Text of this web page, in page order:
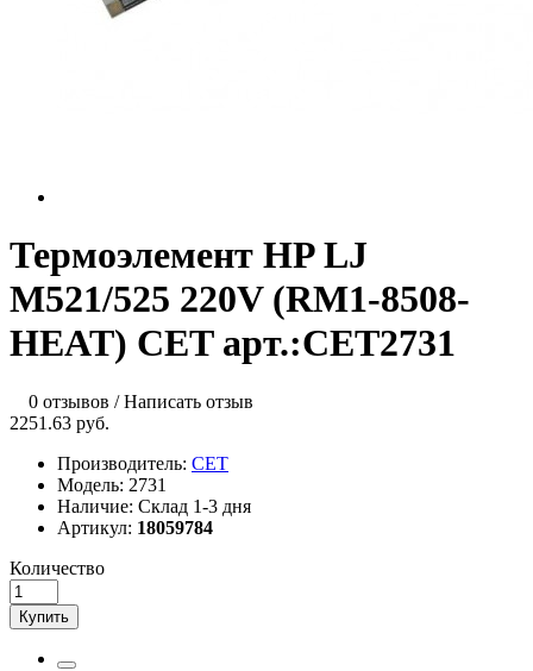
Термоэлемент HP LJ
M521/525 220V (RM1-8508-
HEAT) CET арт.:CET2731
0 отзывов /Написать отзыв
2251.63 руб.
Производитель: CET
Модель: 2731
Наличие: Склад 1-3 дня
Артикул: 18059784
Количество
Купить